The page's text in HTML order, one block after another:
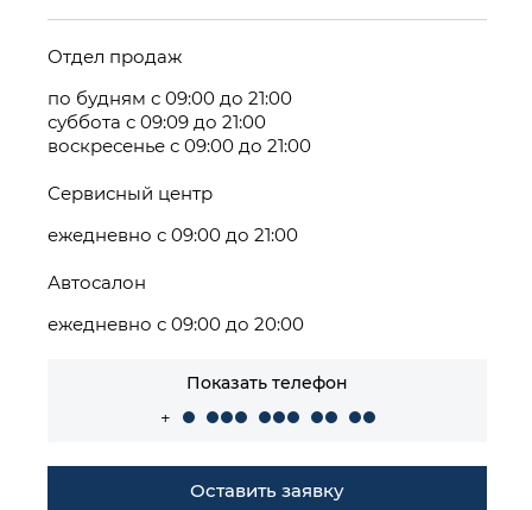
Отдел продаж
по будням с 09:00 до 21:00
суббота с 09:09 до 21:00
воскресенье с 09:00 до 21:00
Сервисный центр
ежедневно с 09:00 до 21:00
Автосалон
ежедневно с 09:00 до 20:00
Показать телефон
+
Оставить заявку